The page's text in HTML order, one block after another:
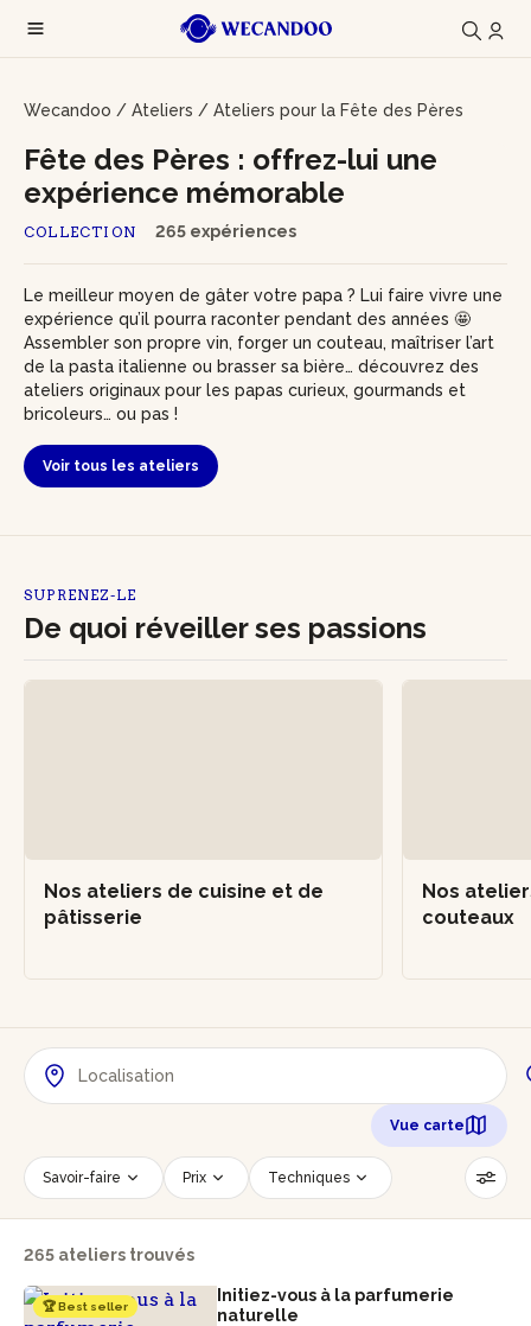
Wecandoo / Ateliers / Ateliers pour la Fête des Pères
COLLECTION 265 expériences
Fête des Pères : offrez-lui une
expérience mémorable
Le meilleur moyen de gâter votre papa ? Lui faire vivre une
expérience qu’il pourra raconter pendant des années 🤩
Assembler son propre vin, forger un couteau, maîtriser l’art
de la pasta italienne ou brasser sa bière… découvrez des
ateliers originaux pour les papas curieux, gourmands et
bricoleurs… ou pas !
Voir tous les ateliers
SUPRENEZ-LE
De quoi réveiller ses passions
Nos ateliers de cuisine et de
pâtisserie
Nos
couteaux
Vue carte
Savoir-faire Prix Techniques
Date Créneau horaire
Nombre de personnes
Accessible PMR Réinitialiser les filtres
265 ateliers trouvés
🏆 Best seller
Initiez-vous à la parfumerie
naturelle